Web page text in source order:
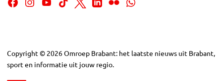
Copyright © 2026Omroep Brabant: het laatste nieuws uit Brabant,
sport en informatie uit jouw regio.